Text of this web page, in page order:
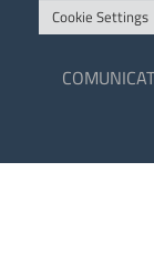
Cookie Settings